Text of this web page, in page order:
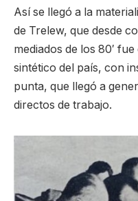
Así se llegó a la
de Trelew, que desde
mediados de los 80′
sintético del país, con
punta, que llegó a
directos de trabajo.